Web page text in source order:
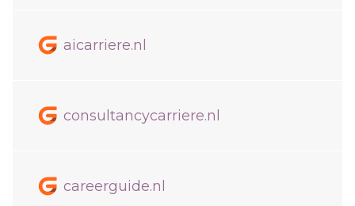
aicarriere.nl
consultancycarriere.nl
careerguide.nl